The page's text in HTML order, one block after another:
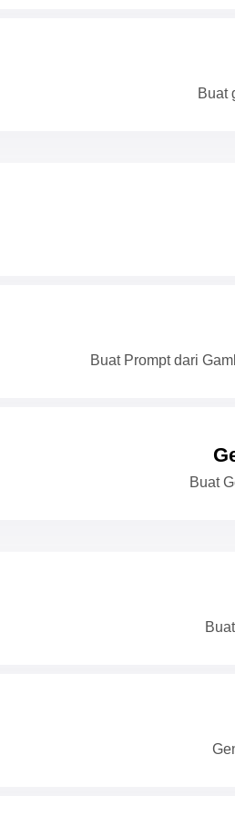
Buat
Buat Prompt dari
Buat